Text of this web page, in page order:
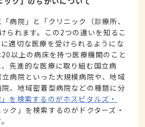
病院」と「クリニック（診療所、
られます。この2つの違いを知るこ
適切な医療を受けられるようにな
以上の病床を持つ医療機関のこと
先進的な医療に取り組む国立病
病院といった大規模病院や、地域
、地域密着型病院などの種類に分
」を検索するのがホスピタルズ・
ク」を検索するのがドクターズ・